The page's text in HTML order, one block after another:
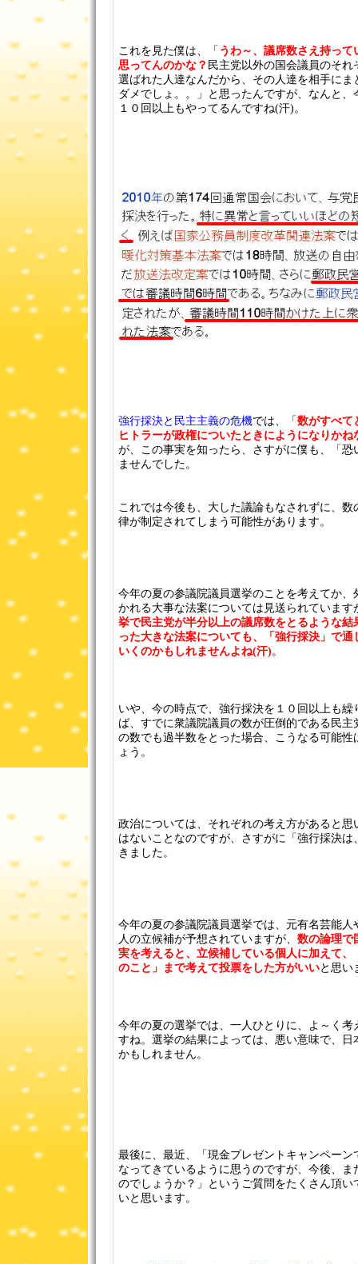
これを見た僕は、「 うわ～、議席数さえ持っ
思ってんのかな？ 民主党以外の国会議員のそ
選ばれた人達なんだから、その人達を相手に
ダメでしょ。。」と思ったんですが、なんと
１０回以上もやってるんですね(汗)。
強行採決と民主主義の危機では、「 数がすべて
ヒトラーが政権についたときにようになりかね
が、この事実を知ったら、さすがに僕も、「
ませんでした。
これでは今後も、大した議論もなされずに、
律が制定されてしまう可能性があります。
今年の夏の参議院議員選挙のことを考えてか
かれる大事な法案については見送られています
挙で民主党が半分以上の議席数をとるような
った大きな法案についても、「強行採決」で
いくのかもしれませんよね(汗)。
いや、今の時点で、強行採決を１０回以上も
ば、すでに衆議院議員の数が圧倒的である民
の数でも過半数をとった場合、こうなる可能
ょう。
政治については、それぞれの考え方があると
はないことなのですが、さすがに「強行採決
きました。
今年の夏の参議院議員選挙では、元有名芸能
人の立候補が予想されていますが、 数の論理で
実を考えると、立候補している個人に加えて
のこと」まで考えて投票をした方がいいと思い
今年の夏の選挙では、一人ひとりに、よ～く
すね。選挙の結果によっては、悪い意味で、
かもしれません。
最後に、最近、「現金プレゼントキャンペー
なってきているように思うのですが、今後、
のでしょうか？」というご質問をたくさん頂
いと思います。